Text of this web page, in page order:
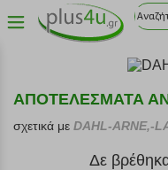
ΑΠΟΤΕΛΕΣΜΑΤΑ
σχετικά με DAHL-ARNE,-
Δε